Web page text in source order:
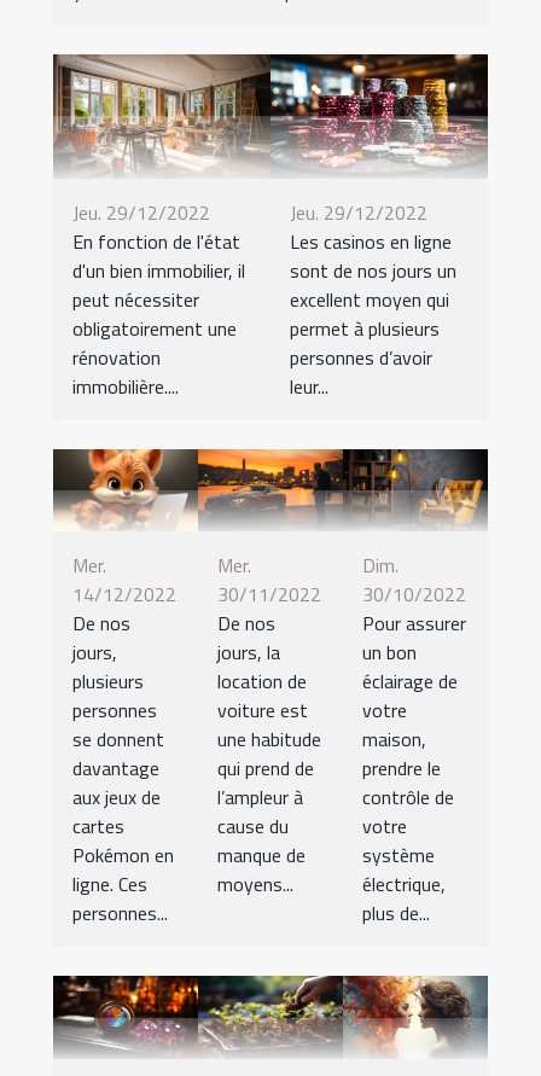
Jeu. 29/12/2022
En fonction de l'état
d'un bien immobilier, il
peut nécessiter
obligatoirement une
rénovation
immobilière....
Jeu. 29/12/2022
Les casinos en ligne
sont de nos jours un
excellent moyen qui
permet à plusieurs
personnes d’avoir
leur...
Mer.
14/12/2022
De nos
jours,
plusieurs
personnes
se donnent
davantage
aux jeux de
cartes
Pokémon en
ligne. Ces
personnes...
Mer.
30/11/2022
De nos
jours, la
location de
voiture est
une habitude
qui prend de
l’ampleur à
cause du
manque de
moyens...
Dim.
30/10/2022
Pour assurer
un bon
éclairage de
votre
maison,
prendre le
contrôle de
votre
système
électrique,
plus de...